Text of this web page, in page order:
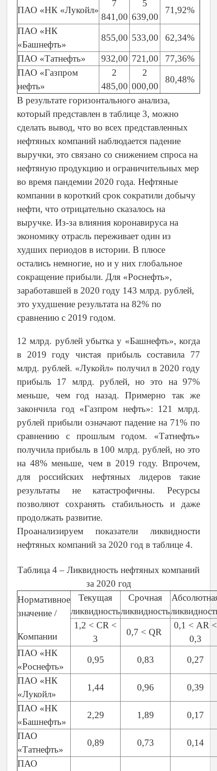
ПАО «НК «Лукойл»
7
841,00
5
639,00
71,92%
ПАО «НК
«Башнефть»
855,00 533,00 62,34%
ПАО «Татнефть» 932,00 721,00
77,36%
ПАО «Газпром
нефть»
2
485,00
2
000,00
80,48%
В результате горизонтального анализа,
который представлен в таблице 3, можно
сделать вывод, что во всех представленных
нефтяных компаний наблюдается падение
выручки, это связано со снижением спроса на
нефтяную продукцию и ограничительных мер
во время пандемии 2020 года. Нефтяные
компании в короткий срок сократили добычу
нефти, что отрицательно сказалось на
выручке. Из-за влияния коронавируса на
экономику отрасль переживает один из
худших периодов в истории. В плюсе
остались немногие, но и у них глобальное
сокращение прибыли. Для «Роснефть»,
заработавшей в 2020 году 143 млрд. рублей,
это ухудшение результата на 82% по
сравнению с 2019 годом.
12 млрд. рублей убытка у «Башнефть», когда
в 2019 году чистая прибыль составила 77
млрд. рублей. «Лукойл» получил в 2020 году
прибыль 17 млрд. рублей, но это на 97%
меньше, чем год назад. Примерно так же
закончила год «Газпром нефть»: 121 млрд.
рублей прибыли означают падение на 71% по
сравнению с прошлым годом. «Татнефть»
получила прибыль в 100 млрд. рублей, но это
на 48% меньше, чем в 2019 году. Впрочем,
для российских нефтяных лидеров такие
результаты не катастрофичны. Ресурсы
позволяют сохранять стабильность и даже
продолжать развитие.
Проанализируем показатели ликвидности
нефтяных компаний за 2020 год в таблице 4.
Таблица 4 – Ликвидность нефтяных компаний
за 2020 год
Нормативное
значение /
Компании
Текущая
ликвидность
Срочная
ликвидность
1,2 < CR <
3
0,7 < QR
0,1 < АR <
0,3
ПАО «НК
«Роснефть»
0,95 0,83 0,27
ПАО «НК
«Лукойл»
1,44 0,96 0,39
ПАО «НК
«Башнефть»
2,29 1,89 0,17
ПАО
«Татнефть»
0,89 0,73 0,14
ПАО